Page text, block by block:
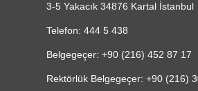
3-5 Yakacık 34876 Kartal İstanbul
Telefon: 444 5 438
Belgegeçer: +90 (216) 452 87 17
Rektörlük Belgegeçer: +90 (216)